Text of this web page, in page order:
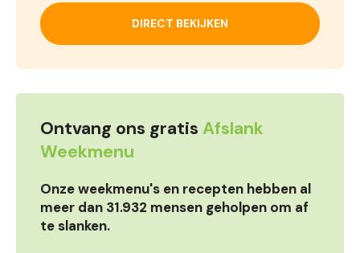
DIRECT BEKIJKEN
Ontvang ons gratis Afslank
Weekmenu
Onze weekmenu's en recepten hebben al
meer dan 31.932 mensen geholpen om af
te slanken.